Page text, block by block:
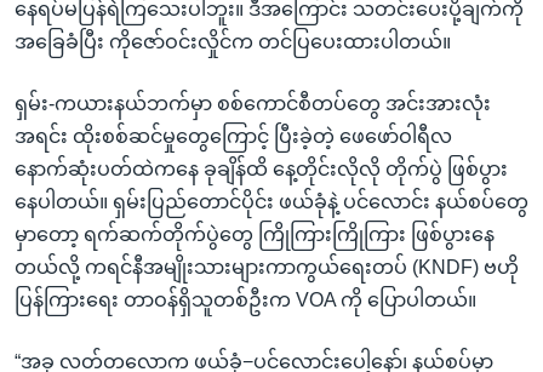
နေရပ်မပြန်ရဲကြသေးပါဘူး။ ဒီအကြောင်း သတင်းပေးပို့ချက်ကို
အခြေခံပြီး ကိုဇော်ဝင်းလှိုင်က တင်ပြပေးထားပါတယ်။
ရှမ်း-ကယားနယ်ဘက်မှာ စစ်ကောင်စီတပ်တွေ အင်းအားလုံး
အရင်း ထိုးစစ်ဆင်မှုတွေကြောင့် ပြီးခဲ့တဲ့ ဖေဖော်ဝါရီလ
နောက်ဆုံးပတ်ထဲကနေ ခုချိန်ထိ နေ့တိုင်းလိုလို တိုက်ပွဲ ဖြစ်ပွား
နေပါတယ်။ ရှမ်းပြည်တောင်ပိုင်း ဖယ်ခုံနဲ့ ပင်လောင်း နယ်စပ်တွေ
မှာတော့ ရက်ဆက်တိုက်ပွဲတွေ ကြိုကြားကြိုကြား ဖြစ်ပွားနေ
တယ်လို့ ကရင်နီအမျိုးသားများကာကွယ်ရေးတပ် (KNDF) ဗဟို
ပြန်ကြားရေး တာဝန်ရှိသူတစ်ဦးက VOA ကို ပြောပါတယ်။
“အခု လတ်တလောက ဖယ်ခုံ−ပင်လောင်းပေါ့နော်၊ နယ်စပ်မှာ